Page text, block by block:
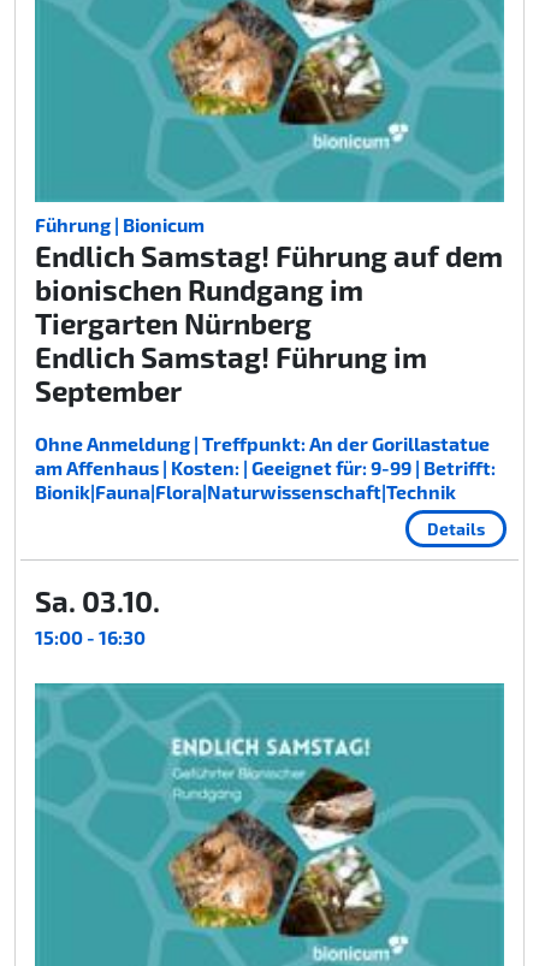
Führung | Bionicum
Endlich Samstag! Führung auf dem
bionischen Rundgang im
Tiergarten Nürnberg
Endlich Samstag! Führung im
September
Ohne Anmeldung | Treffpunkt: An der Gorillastatue
am Affenhaus | Kosten: | Geeignet für: 9-99 | Betrifft:
Bionik|Fauna|Flora|Naturwissenschaft|Technik
Details
Sa. 03.10.
15:00 - 16:30